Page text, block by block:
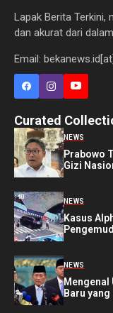
Lapak Berita Terkini,
dan akurat dari
Email:
Curated
NEWS
Prabowo
Gizi
NEWS
Kasus
NEWS
Baru